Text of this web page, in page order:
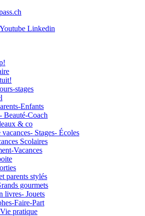
Youtube Linkedin
stages
Enfants
Beauté-Coach
& co
vacances- Stages- Écoles
Scolaires
Vacances
parents stylés
gourmets
livres- Jouets
Faire-Part
pratique